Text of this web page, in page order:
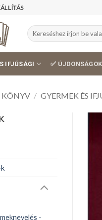
Keresés
a
IFJÚSÁGI ✅ ÚJDONSÁGOK
KÖNYV / GYERMEK ÉS
-